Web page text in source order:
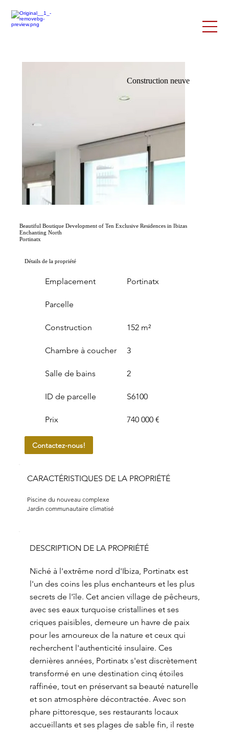
Construction neuve
Beautiful Boutique Development of Ten Exclusive Residences in Ibizas
Enchanting North
Portinatx
Détails de la propriété
Emplacement
Parcelle
Construction
Portinatx
152 m²
Chambre à coucher
Salle de bains
3
2
ID de parcelle
Prix
S6100
740 000 €
Contactez-nous!
CARACTÉRISTIQUES DE LA PROPRIÉTÉ
Piscine du nouveau complexe
Jardin communautaire climatisé
DESCRIPTION DE LA PROPRIÉTÉ
Niché à l'extrême nord d'Ibiza, Portinatx est
l'un des coins les plus enchanteurs et les plus
secrets de l'île. Cet ancien village de pêcheurs,
avec ses eaux turquoise cristallines et ses
criques paisibles, demeure un havre de paix
pour les amoureux de la nature et ceux qui
recherchent l'authenticité insulaire. Ces
dernières années, Portinatx s'est discrètement
transformé en une destination cinq étoiles
raffinée, tout en préservant sa beauté naturelle
et son atmosphère décontractée. Avec son
phare pittoresque, ses restaurants locaux
accueillants et ses plages de sable fin, il reste